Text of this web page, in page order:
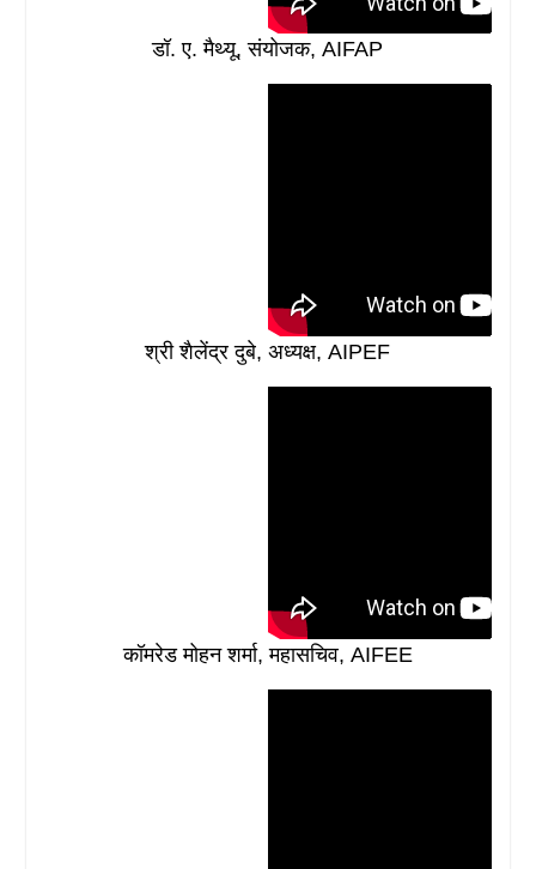
डॉ. ए. मैथ्यू, संयोजक, AIFAP
श्री शैलेंद्र दुबे, अध्यक्ष, AIPEF
कॉमरेड मोहन शर्मा, महासचिव, AIFEE